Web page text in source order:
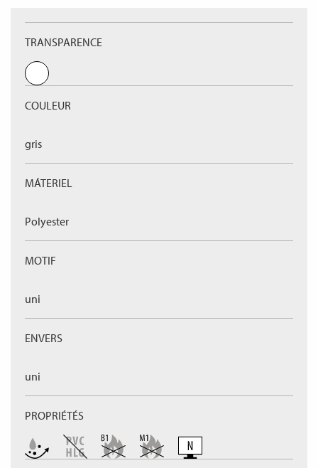
TRANSPARENCE
COULEUR
gris
MÁTERIEL
Polyester
MOTIF
uni
ENVERS
uni
PROPRIÉTÉS